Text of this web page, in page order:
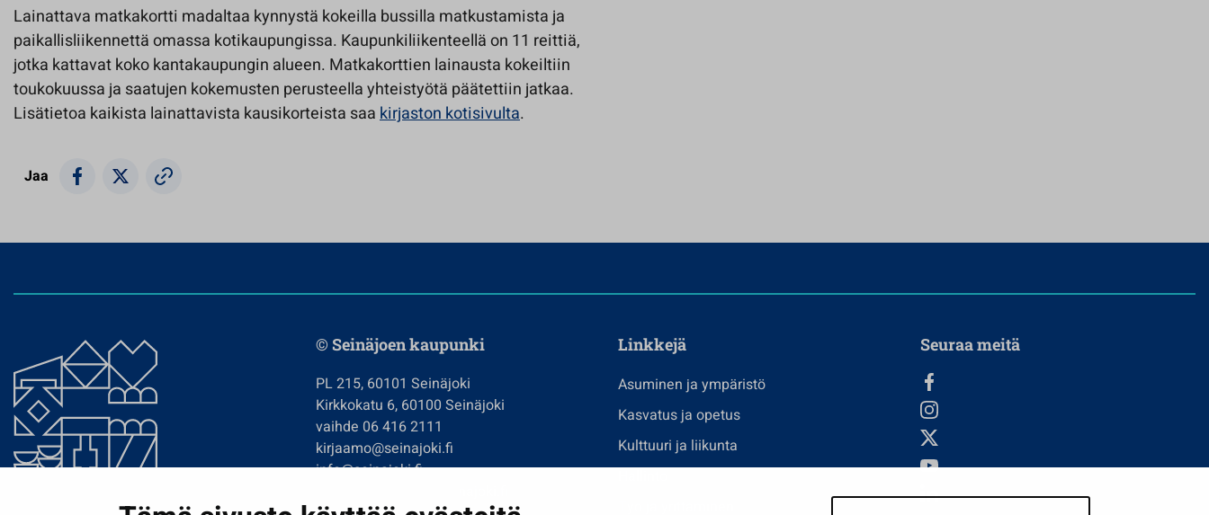
Lainattava matkakortti madaltaa kynnystä kokeilla bussilla matkustamista ja
paikallisliikennettä omassa kotikaupungissa. Kaupunkiliikenteellä on 11 reittiä,
jotka kattavat koko kantakaupungin alueen. Matkakorttien lainausta kokeiltiin
toukokuussa ja saatujen kokemusten perusteella yhteistyötä päätettiin jatkaa.
Lisätietoa kaikista lainattavista kausikorteista saakirjaston kotisivulta.
Jaa
© Seinäjoen kaupunki
PL 215, 60101 Seinäjoki
Kirkkokatu 6, 60100 Seinäjoki
vaihde 06 416 2111
kirjaamo@seinajoki.fi
info@seinajoki.fi
Linkkejä
Asuminen ja ympäristö
Kasvatus ja opetus
Kulttuuri ja liikunta
Seuraa meitä